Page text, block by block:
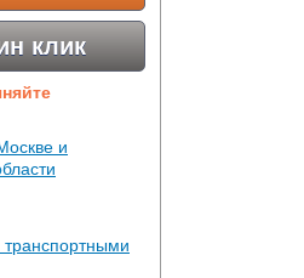
клик
и